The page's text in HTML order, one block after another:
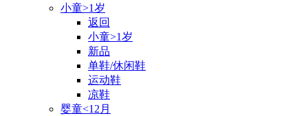
小童>1岁
返回
小童>1岁
新品
单鞋/休闲鞋
运动鞋
凉鞋
婴童<12月